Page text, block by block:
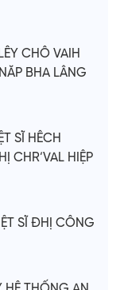
CHÔ VAIH
BHA LÂNG
SĨ HÊCH
CHR’VAL HIỆP
SĨ ĐHỊ CÔNG